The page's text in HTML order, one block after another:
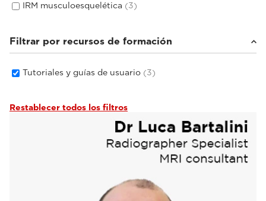
IRM musculoesquelética (3)
Filtrar por recursos de formación
Tutoriales y guías de usuario (3)
Restablecer todos los filtros